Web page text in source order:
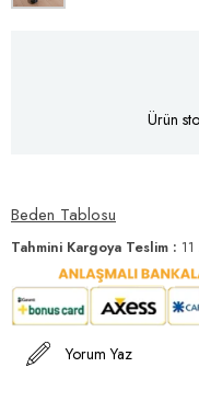
Ürün
Beden Tablosu
Tahmini Kargoya Teslim :
Yorum Yaz